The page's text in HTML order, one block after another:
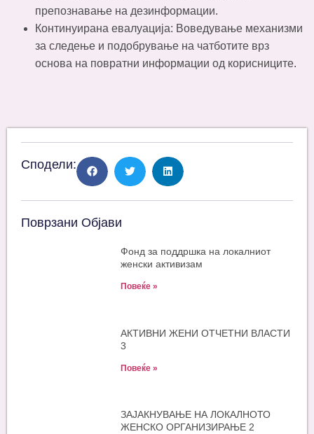
препознавање на дезинформации.
Континуирана евалуација: Воведување механизми
за следење и подобрување на чатботите врз
основа на повратни информации од корисниците.
Сподели:
Поврзани Објави
Фонд за поддршка на локалниот
женски активизам
Повеќе »
АКТИВНИ ЖЕНИ ОТЧЕТНИ ВЛАСТИ
3
Повеќе »
ЗАЈАКНУВАЊЕ НА ЛОКАЛНОТО
ЖЕНСКО ОРГАНИЗИРАЊЕ 2